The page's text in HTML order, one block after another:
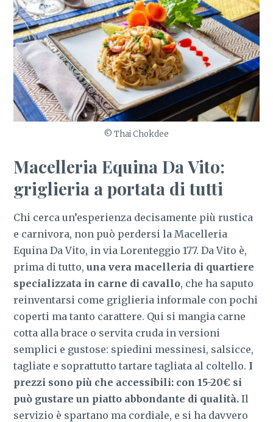
© Thai Chokdee
Macelleria Equina Da Vito:
griglieria a portata di tutti
Chi cerca un’esperienza decisamente più rustica
e carnivora, non può perdersi la Macelleria
Equina Da Vito, in via Lorenteggio 177. Da Vito è,
prima di tutto, una vera macelleria di quartiere
specializzata in carne di cavallo, che ha saputo
reinventarsi come griglieria informale con pochi
coperti ma tanto carattere. Qui si mangia carne
cotta alla brace o servita cruda in versioni
semplici e gustose: spiedini messinesi, salsicce,
tagliate e soprattutto tartare tagliata al coltello. I
prezzi sono più che accessibili: con 15-20€ si
può gustare un piatto abbondante di qualità. Il
servizio è spartano ma cordiale, e si ha davvero